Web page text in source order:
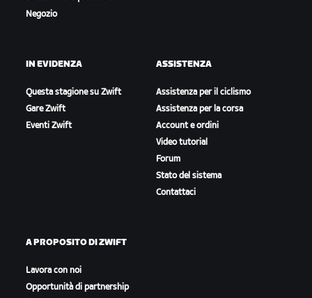
Negozio
IN EVIDENZA
Questa stagione su Zwift
Gare Zwift
Eventi Zwift
ASSISTENZA
Assistenza per il ciclismo
Assistenza per la corsa
Account e ordini
Video tutorial
Forum
Stato del sistema
Contattaci
A PROPOSITO DI ZWIFT
Lavora con noi
Opportunità di partnership